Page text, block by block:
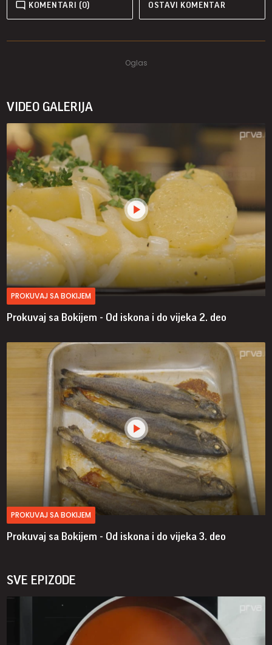
KOMENTARI (0) OSTAVI KOMENTAR
VIDEO GALERIJA
PROKUVAJ SA BOKIJEM
Prokuvaj sa Bokijem - Od iskona i do vijeka 2. deo
PROKUVAJ SA BOKIJEM
Prokuvaj sa Bokijem - Od iskona i do vijeka 3. deo
SVE EPIZODE